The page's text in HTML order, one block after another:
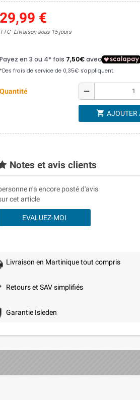
29,99 €
TTC Livraison sous 15 jours
Quantité remove
shopping_cart AJOUTER
Notes et avis clients
n'a encore posté d'avis
cet article
EVALUEZ-MOI
Livraison en Martinique tout compris
Retours et SAV simplifiés
Garantie Isleden